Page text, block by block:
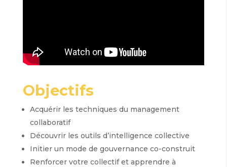
Objectifs
Acquérir les techniques du management
collaboratif
Découvrir les outils d’intelligence collective
Initier un mode de gouvernance co-construit
Renforcer votre collectif et apprendre à